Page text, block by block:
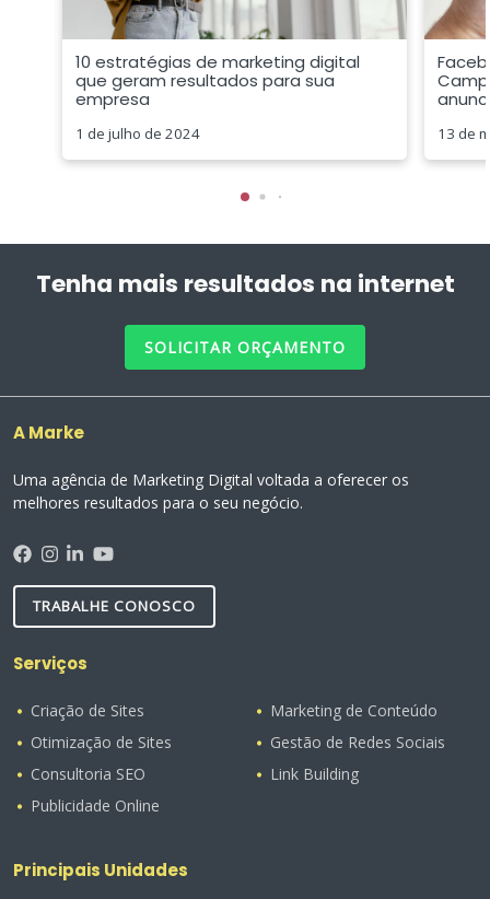
10 estratégias de marketing digital
que geram resultados para sua
empresa
1 de julho de 2024 13 de
Tenha mais resultados na internet
SOLICITAR ORÇAMENTO
A Marke
Uma agência de Marketing Digital voltada a oferecer os
melhores resultados para o seu negócio.
TRABALHE CONOSCO
Serviços
Criação de Sites
Otimização de Sites
Consultoria SEO
Publicidade Online
Marketing de Conteúdo
Gestão de Redes Sociais
Link Building
Principais Unidades